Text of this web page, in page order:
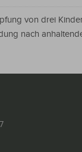
von drei
nach